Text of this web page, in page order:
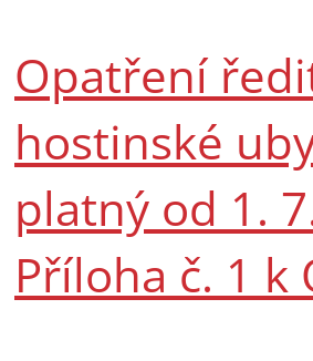
Opatření
hostinské
platný od 1.
Příloha č. 1 k